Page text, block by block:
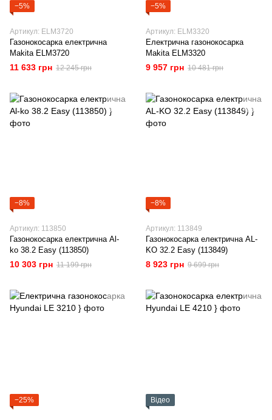
−5%
Артикул: ELM3720
Газонокосарка електрична
Makita ELM3720
11 633 грн 12 245 грн
−5%
Артикул: ELM3320
Електрична газонокосарка
Makita ELM3320
9 957 грн 10 481 грн
−8%
Артикул: 113850
Газонокосарка електрична Al-
ko 38.2 Easy (113850)
10 303 грн 11 199 грн
−8%
Артикул: 113849
Газонокосарка електрична AL-
KO 32.2 Easy (113849)
8 923 грн 9 699 грн
−25% Відео